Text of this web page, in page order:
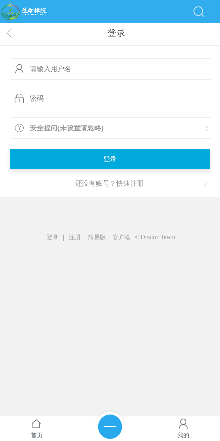
登录
安全提问(未设置请忽略)
登录
还没有账号？快速注册
登录 注册 简易版 客户端 © Discuz Team.
首页 我的